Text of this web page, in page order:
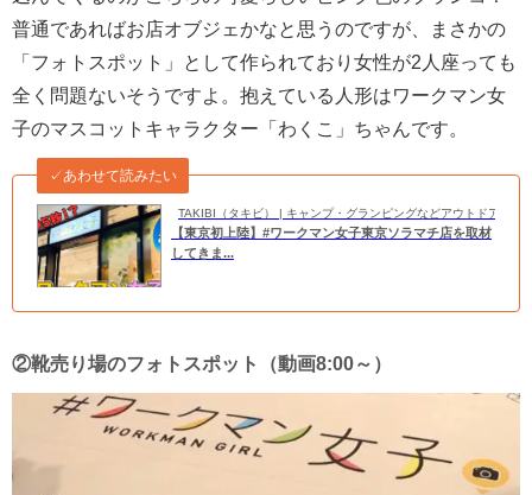
普通であればお店オブジェかなと思うのですが、まさかの
「フォトスポット」として作られており女性が2人座っても
全く問題ないそうですよ。抱えている人形はワークマン女
子のマスコットキャラクター「わくこ」ちゃんです。
TAKIBI（タキビ） | キャンプ・グランピングなどアウトドアの総
✓あわせて読みたい
【東京初上陸】#ワークマン女子東京ソラマチ店を取材
してきま...
②靴売り場のフォトスポット（動画8:00～）